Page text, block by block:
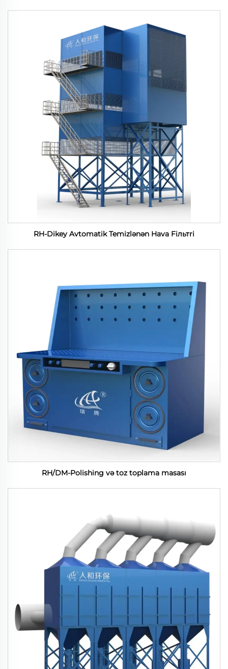
RH-Dikey Avtomatik Temizlənən Hava Fiльтri
RH/DM-Polishing və toz toplama masası